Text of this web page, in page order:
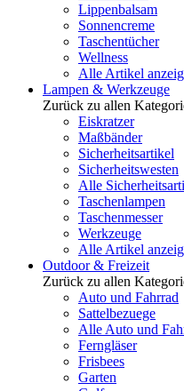
Lippenbalsam
Sonnencreme
Taschentücher
Wellness
Alle Artikel
Lampen & Werkzeuge
Zurück zu allen
Eiskratzer
Maßbänder
Sicherheitsartikel
Sicherheitswesten
Alle
Taschenlampen
Taschenmesser
Werkzeuge
Alle Artikel
Outdoor & Freizeit
Zurück zu allen
Auto und Fahrrad
Sattelbezuege
Alle Auto und
Ferngläser
Frisbees
Garten